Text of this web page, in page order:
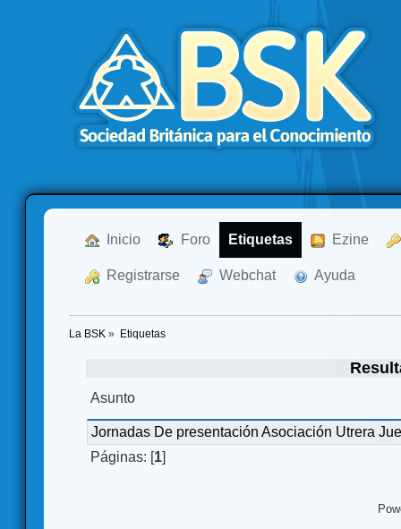
Inicio Foro Etiquetas Ezine
Registrarse Webchat Ayuda
La BSK » Etiquetas
Asunto
Jornadas De presentación Asociación Utrera
Páginas: [1]